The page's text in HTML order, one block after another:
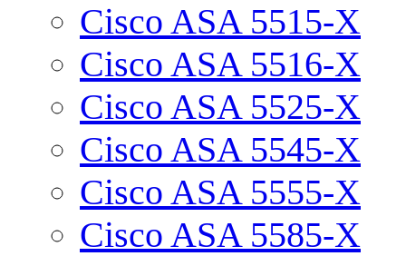
Cisco ASA 5515-X
Cisco ASA 5516-X
Cisco ASA 5525-X
Cisco ASA 5545-X
Cisco ASA 5555-X
Cisco ASA 5585-X